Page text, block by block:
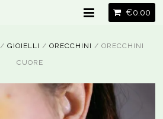
€0.00
/GIOIELLI /ORECCHINI / ORECCHINI
CUORE